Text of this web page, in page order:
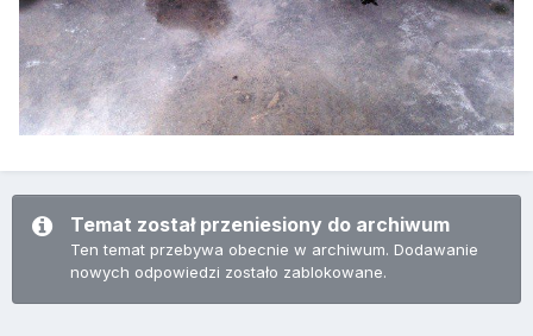
Temat został przeniesiony do archiwum
Ten temat przebywa obecnie w archiwum. Dodawanie
nowych odpowiedzi zostało zablokowane.